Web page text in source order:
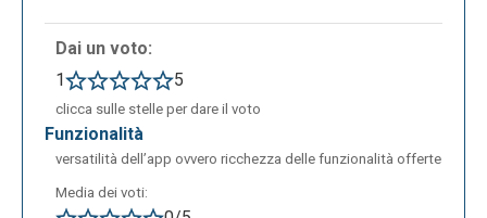
Dai un voto:
1
5
clicca sulle stelle per dare il voto
funzionalità
versatilità dell’app ovvero ricchezza delle funzionalità offerte
Media dei voti: